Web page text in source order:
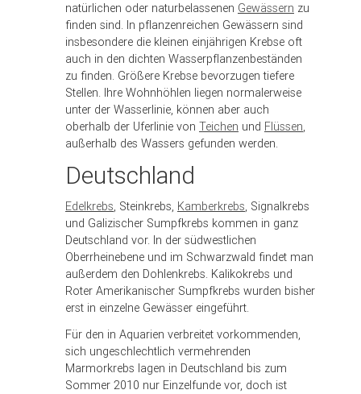
natürlichen oder naturbelassenen Gewässern zu
finden sind. In pflanzenreichen Gewässern sind
insbesondere die kleinen einjährigen Krebse oft
auch in den dichten Wasserpflanzenbeständen
zu finden. Größere Krebse bevorzugen tiefere
Stellen. Ihre Wohnhöhlen liegen normalerweise
unter der Wasserlinie, können aber auch
oberhalb der Uferlinie von Teichen und Flüssen,
außerhalb des Wassers gefunden werden.
Deutschland
Edelkrebs, Steinkrebs, Kamberkrebs, Signalkrebs
und Galizischer Sumpfkrebs kommen in ganz
Deutschland vor. In der südwestlichen
Oberrheinebene und im Schwarzwald findet man
außerdem den Dohlenkrebs. Kalikokrebs und
Roter Amerikanischer Sumpfkrebs wurden bisher
erst in einzelne Gewässer eingeführt.
Für den in Aquarien verbreitet vorkommenden,
sich ungeschlechtlich vermehrenden
Marmorkrebs lagen in Deutschland bis zum
Sommer 2010 nur Einzelfunde vor, doch ist